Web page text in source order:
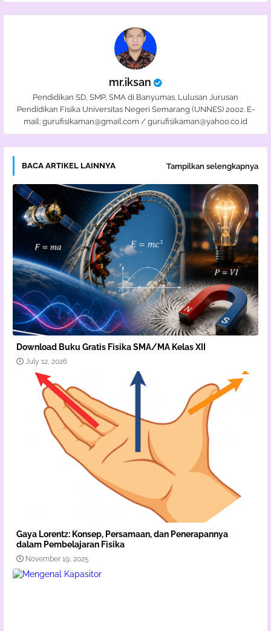
mr.iksan
Pendidikan SD, SMP, SMA di Banyumas. Lulusan Jurusan
Pendidikan Fisika Universitas Negeri Semarang (UNNES) 2002. E-
mail: gurufisikaman@gmail.com / gurufisikaman@yahoo.co.id
BACA ARTIKEL LAINNYA Tampilkan selengkapnya
Download Buku Gratis Fisika SMA/MA Kelas XII
July 12, 2026
Gaya Lorentz: Konsep, Persamaan, dan Penerapannya
dalam Pembelajaran Fisika
November 19, 2025